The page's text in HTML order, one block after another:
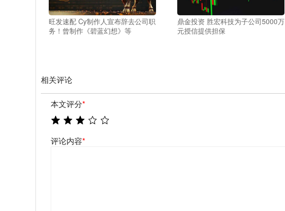
旺发速配 Cy制作人宣布辞去公司职
务！曾制作《碧蓝幻想》等
鼎金投资 胜宏科技为子公司5000万
元授信提供担保
相关评论
本文评分*
评论内容*